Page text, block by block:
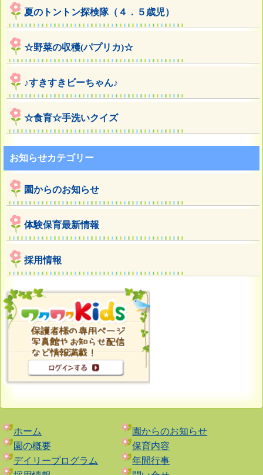
夏のトントン探検隊（４．５歳児）
☆野菜の収穫(パプリカ)☆
♪すきすきビーちゃん♪
☆食育☆手洗いクイズ
お知らせカテゴリー
園からのお知らせ
体験保育最新情報
採用情報
ホーム
園からのお知らせ
園の概要
保育内容
デイリープログラム
年間行事